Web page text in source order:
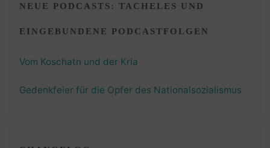
NEUE PODCASTS: TACHELES UND
EINGEBUNDENE PODCASTFOLGEN
Vom Koschatn und der Kria
Gedenkfeier für die Opfer des Nationalsozialismus